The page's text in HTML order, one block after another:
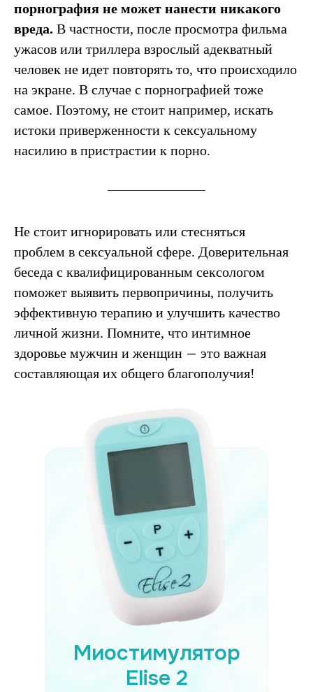
порнография не может нанести никакого
вреда. В частности, после просмотра фильма
ужасов или триллера взрослый адекватный
человек не идет повторять то, что происходило
на экране. В случае с порнографией тоже
самое. Поэтому, не стоит например, искать
истоки приверженности к сексуальному
насилию в пристрастии к порно.
Не стоит игнорировать или стесняться
проблем в сексуальной сфере. Доверительная
беседа с квалифицированным сексологом
поможет выявить первопричины, получить
эффективную терапию и улучшить качество
личной жизни. Помните, что интимное
здоровье мужчин и женщин — это важная
составляющая их общего благополучия!
Миостимулятор
Elise 2